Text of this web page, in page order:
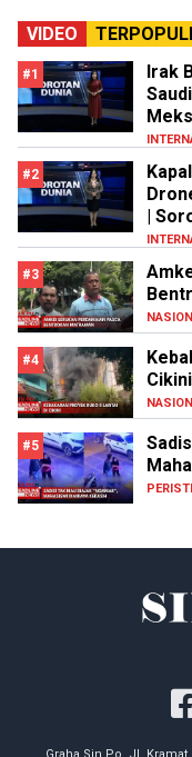
VIDEO
#1
Irak
#2
|
#3
#4
Cikini
#5